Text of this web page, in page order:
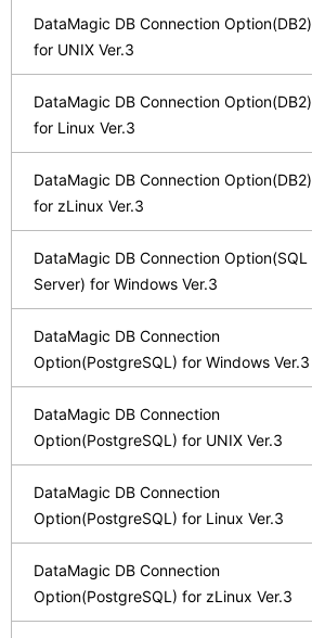
DataMagic DB Connection Option(DB2)
for UNIX Ver.3
DataMagic DB Connection Option(DB2)
for Linux Ver.3
DataMagic DB Connection Option(DB2)
for zLinux Ver.3
DataMagic DB Connection Option(SQL
Server) for Windows Ver.3
DataMagic DB Connection
Option(PostgreSQL) for Windows Ver.3
DataMagic DB Connection
Option(PostgreSQL) for UNIX Ver.3
DataMagic DB Connection
Option(PostgreSQL) for Linux Ver.3
DataMagic DB Connection
Option(PostgreSQL) for zLinux Ver.3